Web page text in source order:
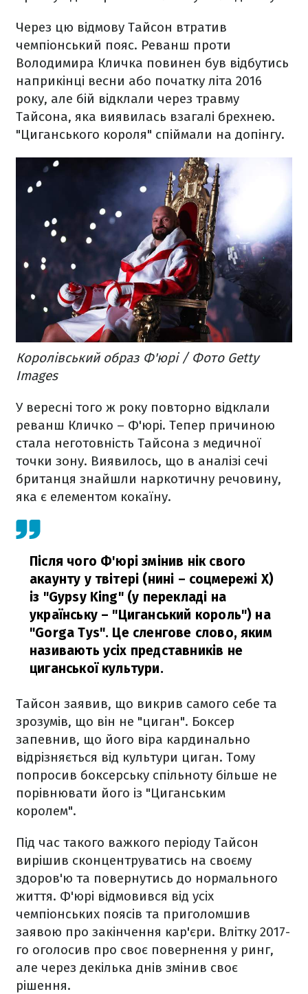
Через цю відмову Тайсон втратив
чемпіонський пояс. Реванш проти
Володимира Кличка повинен був відбутись
наприкінці весни або початку літа 2016
року, але бій відклали через травму
Тайсона, яка виявилась взагалі брехнею.
"Циганського короля" спіймали на допінгу.
Королівський образ Ф'юрі / Фото Getty
Images
У вересні того ж року повторно відклали
реванш Кличко – Ф'юрі. Тепер причиною
стала неготовність Тайсона з медичної
точки зону. Виявилось, що в аналізі сечі
британця знайшли наркотичну речовину,
яка є елементом кокаїну.
Після чого Ф'юрі змінив нік свого
акаунту у твітері (нині – соцмережі Х)
із "Gypsy King" (у перекладі на
українську – "Циганський король") на
"Gorga Tys". Це сленгове слово, яким
називають усіх представників не
циганської культури.
Тайсон заявив, що викрив самого себе та
зрозумів, що він не "циган". Боксер
запевнив, що його віра кардинально
відрізняється від культури циган. Тому
попросив боксерську спільноту більше не
порівнювати його із "Циганським
королем".
Під час такого важкого періоду Тайсон
вирішив сконцентруватись на своєму
здоров'ю та повернутись до нормального
життя. Ф'юрі відмовився від усіх
чемпіонських поясів та приголомшив
заявою про закінчення кар'єри. Влітку 2017-
го оголосив про своє повернення у ринг,
але через декілька днів змінив своє
рішення.